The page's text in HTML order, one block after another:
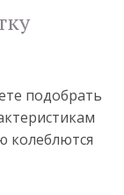
подобрать
колеблются